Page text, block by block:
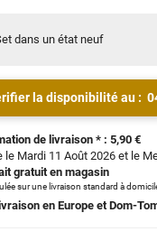
dans un état neuf
la disponibilité au :
de livraison * : 5,90 €
le Mardi 11 Août 2026 et le
gratuit en magasin
sur une livraison standard à
en Europe et Dom-